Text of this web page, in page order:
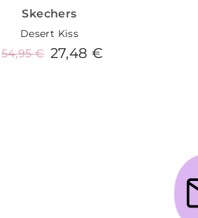
Skechers
Desert Kiss
27,48 €
54,95 €